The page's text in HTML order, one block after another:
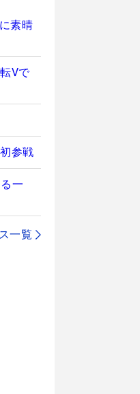
素晴
Vで
参戦
一
一覧